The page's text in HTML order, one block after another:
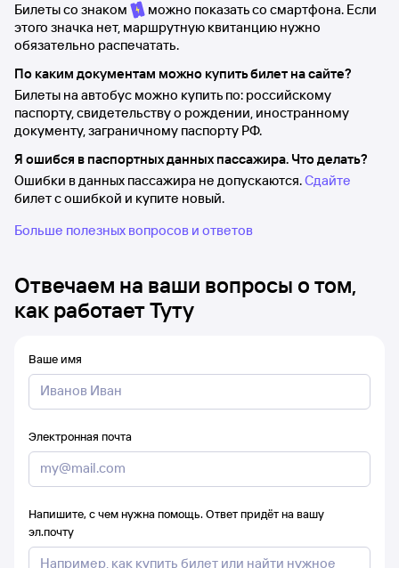
Билеты со знаком
можно показать со смартфона. Если
этого значка нет, маршрутную квитанцию нужно
обязательно распечатать.
По каким документам можно купить билет на сайте?
Билеты на автобус можно купить по: российскому
паспорту, свидетельству о рождении, иностранному
документу, заграничному паспорту РФ.
Я ошибся в паспортных данных пассажира. Что делать?
Ошибки в данных пассажира не допускаются.Сдайте
билет с ошибкой и купите новый.
Больше полезных вопросов и ответов
Отвечаем на ваши вопросы о том,
как работает Туту
Ваше имя
Электронная почта
Напишите, с чем нужна помощь. Ответ придёт на вашу
эл.почту